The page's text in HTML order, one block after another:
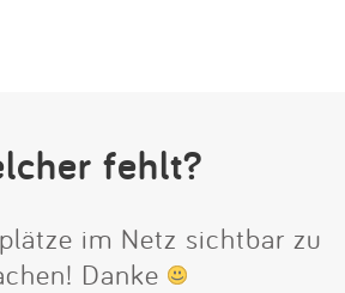
fehlt?
im Netz sichtbar zu
Danke